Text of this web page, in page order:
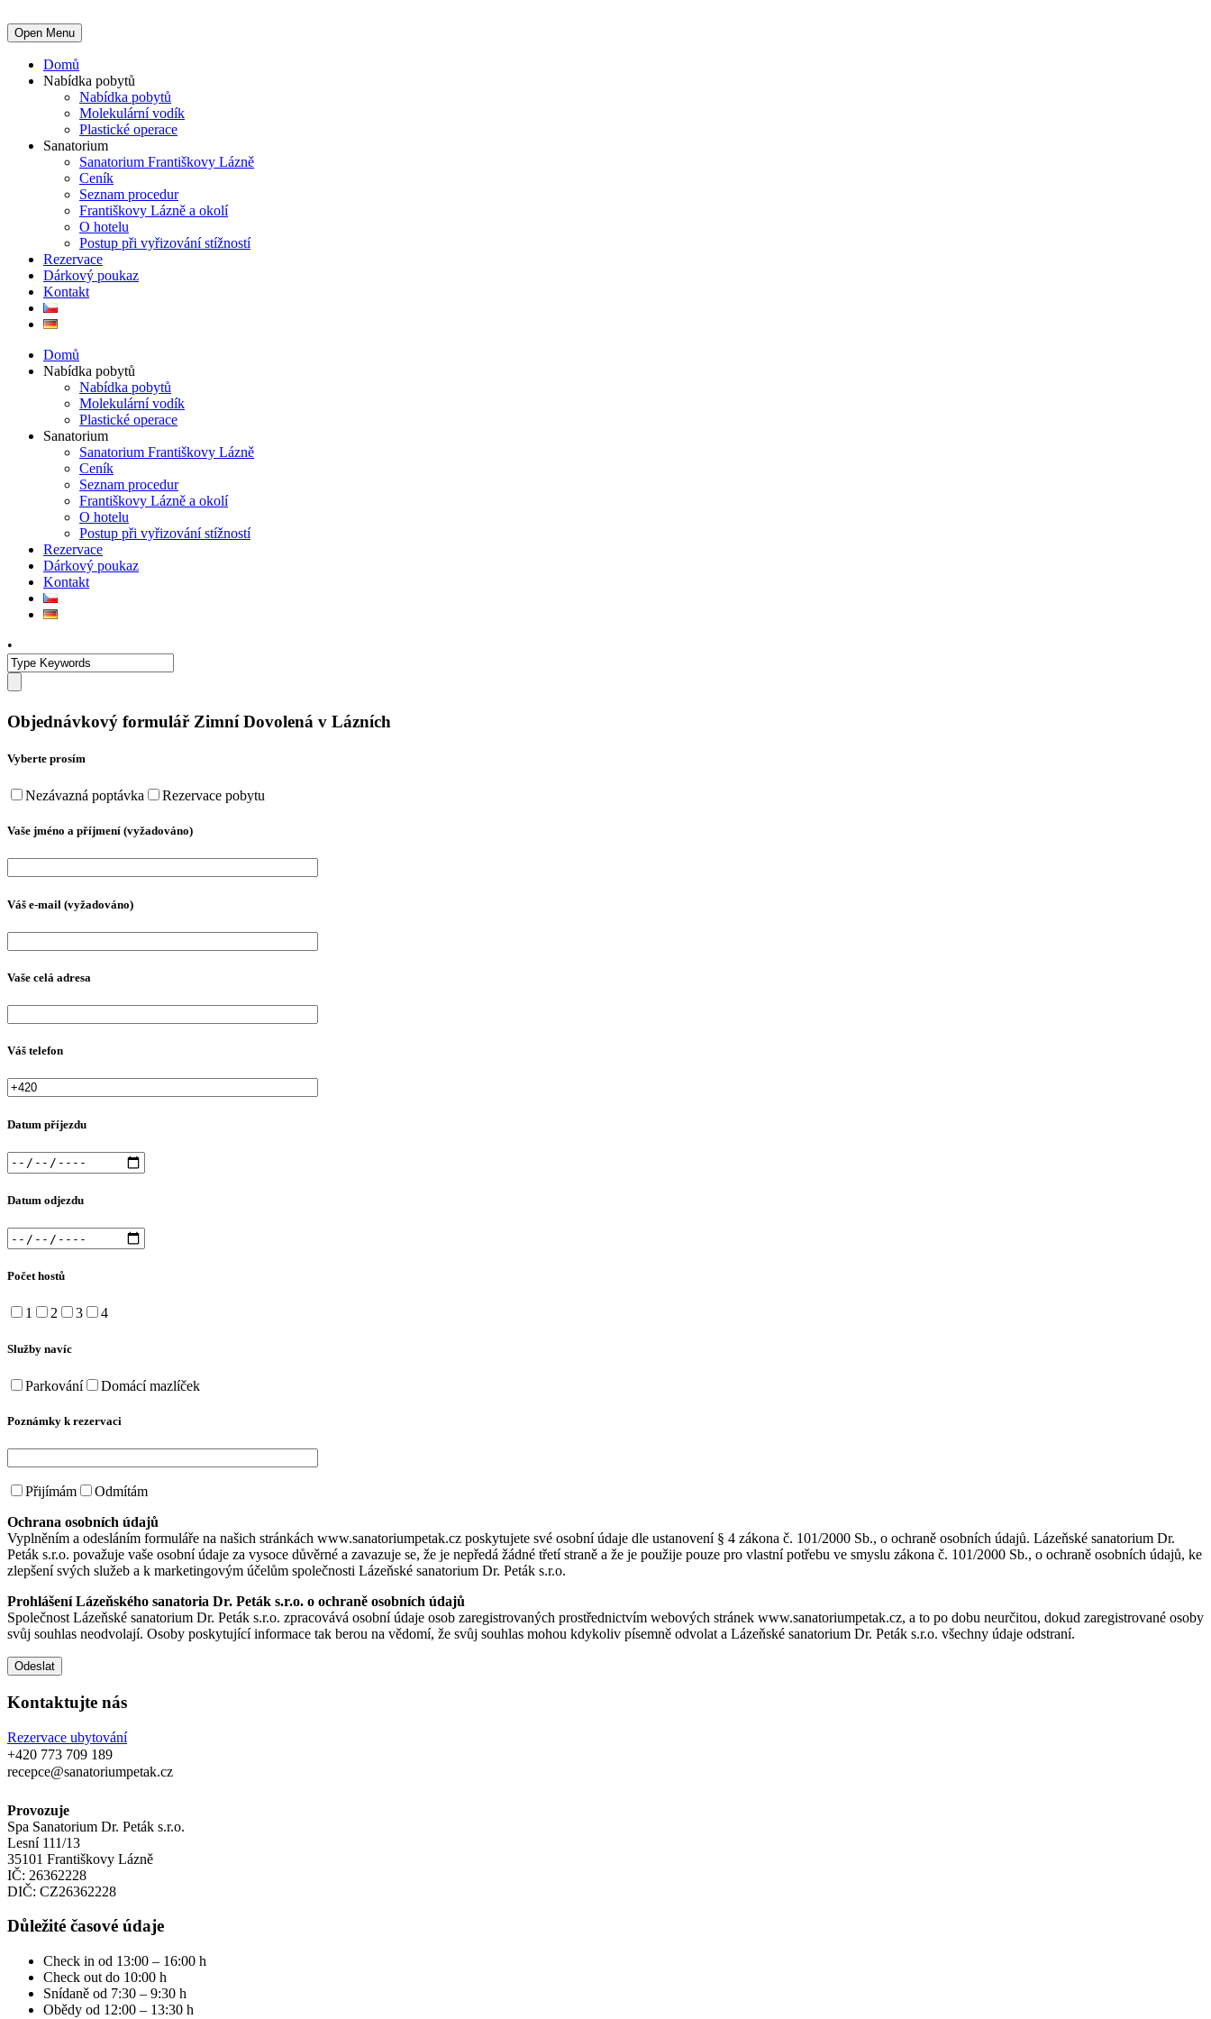
Open Menu
Domů
Nabídka pobytů
Nabídka pobytů
Molekulární vodík
Plastické operace
Sanatorium
Sanatorium Františkovy Lázně
Ceník
Seznam procedur
Františkovy Lázně a okolí
O hotelu
Postup při vyřizování stížností
Rezervace
Dárkový poukaz
Kontakt
Domů
Nabídka pobytů
Nabídka pobytů
Molekulární vodík
Plastické operace
Sanatorium
Sanatorium Františkovy Lázně
Ceník
Seznam procedur
Františkovy Lázně a okolí
O hotelu
Postup při vyřizování stížností
Rezervace
Dárkový poukaz
Kontakt
•
Objednávkový formulář Zimní Dovolená v Lázních
Vyberte prosím
Nezávazná poptávka Rezervace pobytu
Vaše jméno a příjmení (vyžadováno)
Váš e-mail (vyžadováno)
Vaše celá adresa
Váš telefon
Datum příjezdu
Datum odjezdu
Počet hostů
1 2 3 4
Služby navíc
Parkování Domácí mazlíček
Poznámky k rezervaci
Přijímám
Odmítám
Ochrana osobních údajů
Vyplněním a odesláním formuláře na našich stránkách www.sanatoriumpetak.cz poskytujete své osobní údaje dle ustanovení § 4 zákona č. 101/2000 Sb., o ochraně osobních údajů. Lázeňské sanatorium Dr.
Peták s.r.o. považuje vaše osobní údaje za vysoce důvěrné a zavazuje se, že je nepředá žádné třetí straně a že je použije pouze pro vlastní potřebu ve smyslu zákona č. 101/2000 Sb., o ochraně osobních údajů, ke
zlepšení svých služeb a k marketingovým účelům společnosti Lázeňské sanatorium Dr. Peták s.r.o.
Prohlášení Lázeňského sanatoria Dr. Peták s.r.o. o ochraně osobních údajů
Společnost Lázeňské sanatorium Dr. Peták s.r.o. zpracovává osobní údaje osob zaregistrovaných prostřednictvím webových stránek www.sanatoriumpetak.cz, a to po dobu neurčitou, dokud zaregistrované osoby
svůj souhlas neodvolají. Osoby poskytující informace tak berou na vědomí, že svůj souhlas mohou kdykoliv písemně odvolat a Lázeňské sanatorium Dr. Peták s.r.o. všechny údaje odstraní.
Kontaktujte nás
Rezervace ubytování
+420 773 709 189
recepce@sanatoriumpetak.cz
Provozuje
Spa Sanatorium Dr. Peták s.r.o.
Lesní 111/13
35101 Františkovy Lázně
IČ: 26362228
DIČ: CZ26362228
Důležité časové údaje
Check in od 13:00 – 16:00 h
Check out do 10:00 h
Snídaně od 7:30 – 9:30 h
Obědy od 12:00 – 13:30 h